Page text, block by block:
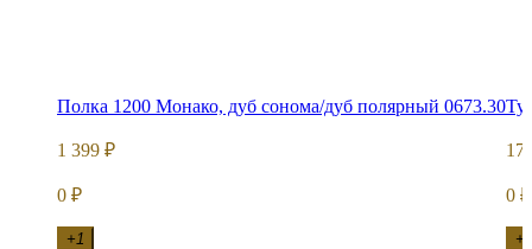
Полка 1200 Монако, дуб сонома/дуб полярный 0673.30
1 399 ₽
0 ₽
+1
17
0 ₽
+1